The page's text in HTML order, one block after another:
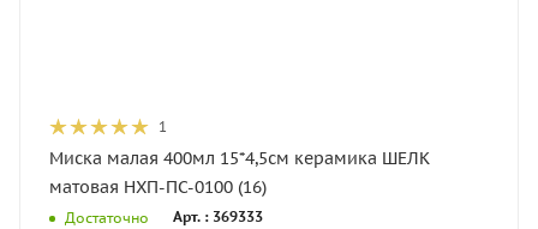
1
Миска малая 400мл 15*4,5см керамика ШЕЛК
матовая НХП-ПС-0100 (16)
Достаточно Арт. : 369333